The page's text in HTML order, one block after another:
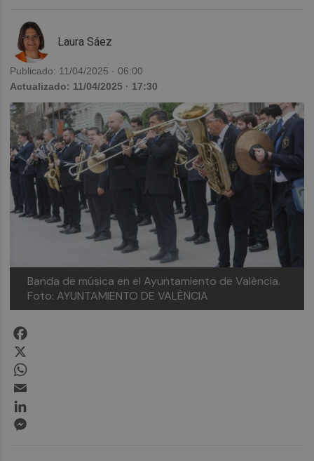
Laura Sáez
Publicado: 11/04/2025 · 06:00
Actualizado: 11/04/2025 · 17:30
Banda de música en el Ayuntamiento de València.
Foto: AYUNTAMIENTO DE VALÈNCIA